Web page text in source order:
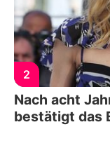
2
Nach acht
bestätigt das